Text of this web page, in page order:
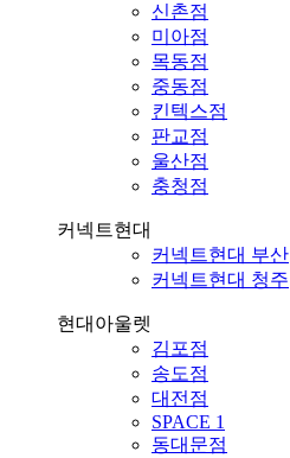
신촌점
미아점
목동점
중동점
킨텍스점
판교점
울산점
충청점
커넥트현대
커넥트현대 부산
커넥트현대 청주
현대아울렛
김포점
송도점
대전점
SPACE 1
동대문점